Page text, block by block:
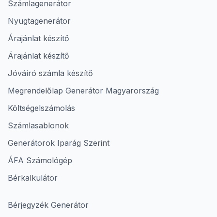
Számlagenerátor
Nyugtagenerátor
Árajánlat készítő
Árajánlat készítő
Jóváíró számla készítő
Megrendelőlap Generátor Magyarország
Költségelszámolás
Számlasablonok
Generátorok Iparág Szerint
ÁFA Számológép
Bérkalkulátor
Bérjegyzék Generátor